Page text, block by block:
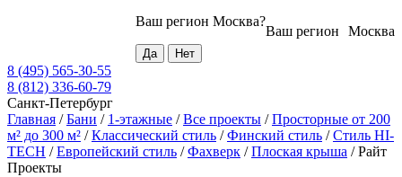
Москва
Ваш регион
Ваш регион Москва?
8 (495) 565-30-55
8 (812) 336-60-79
Санкт-Петербург
Главная /Бани / 1-этажные /Все проекты /Просторные от 200
м² до 300 м² /Классический стиль /Финский стиль /Стиль HI-
TECH /Европейский стиль /Фахверк /Плоская крыша /Райт
Проекты